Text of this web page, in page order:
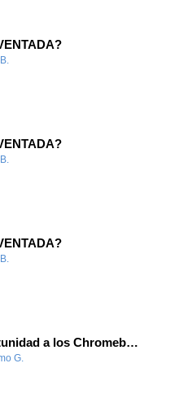
Dale una oportunidad a los Chromebooks y utiliza un proyector para realizar talleres si no tienes pantallas táctiles
G.